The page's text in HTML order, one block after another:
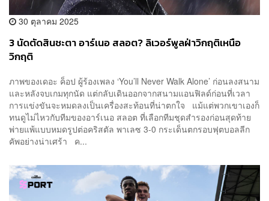
30 ตุลาคม 2025
3 นัดตัดสินชะตา อาร์เนอ สลอต? ลิเวอร์พูลฝ่าวิกฤติเหนือ
วิกฤติ
ภาพของเดอะ ค็อป ผู้ร้องเพลง ‘You’ll Never Walk Alone’ ก่อนลงสนาม
และหลังจบเกมทุกนัด แต่กลับเดินออกจากสนามแอนฟิลด์ก่อนที่เวลา
การแข่งขันจะหมดลงเป็นเครื่องสะท้อนที่น่าตกใจ แม้แต่พวกเขาเองก็
ทนดูไม่ไหวกับทีมของอาร์เนอ สลอต ที่เลือกทีมชุดสำรองก่อนสุดท้าย
พ่ายแพ้แบบหมดรูปต่อคริสตัล พาเลซ 3-0 กระเด็นตกรอบฟุตบอลลีก
คัพอย่างน่าเศร้า ค...